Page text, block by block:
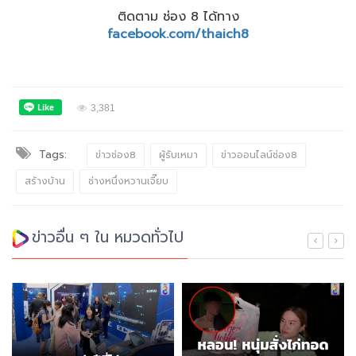
ติดตาม ช่อง 8 ได้ทาง
facebook.com/thaich8
3,381
Tags: ข่าวช่อง8 ผู้รับเหมา
ข่าวออนไลน์ช่อง8
สร้างบ้าน
ช่างหนึ่งหวานเจี๊ยบ
ข่าวอื่น ๆ ใน หมวดทั่วไป